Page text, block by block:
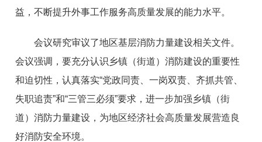
益，不断提升外事工作服务高质量发展的能力水平。
会议研究审议了地区基层消防力量建设相关文件。
会议强调，要充分认识乡镇（街道）消防建设的重要性
和迫切性，认真落实“党政同责、一岗双责、齐抓共管、
失职追责”和“三管三必须”要求，进一步加强乡镇（街
道）消防力量建设，为地区经济社会高质量发展营造良
好消防安全环境。